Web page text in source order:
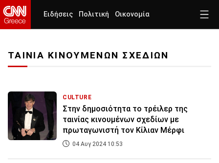
Ειδήσεις Πολιτική Οικονομία
ΤΑΙΝΙΑ ΚΙΝΟΥΜΕΝΩΝ ΣΧΕΔΙΩΝ
CULTURE
Στην δημοσιότητα το τρέιλερ της
ταινίας κινουμένων σχεδίων με
πρωταγωνιστή τον Κίλιαν Μέρφι
04 Αυγ 2024 10:53